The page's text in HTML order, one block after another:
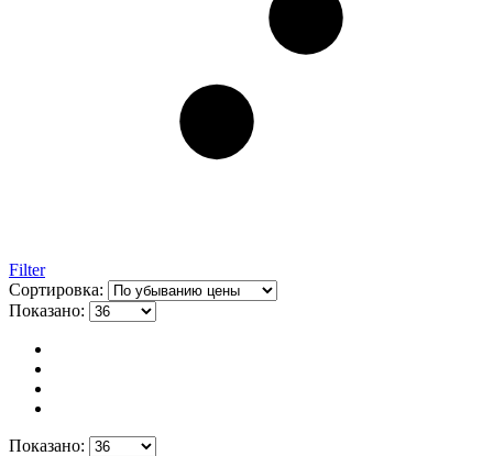
Filter
Сортировка:
Показано:
Показано: